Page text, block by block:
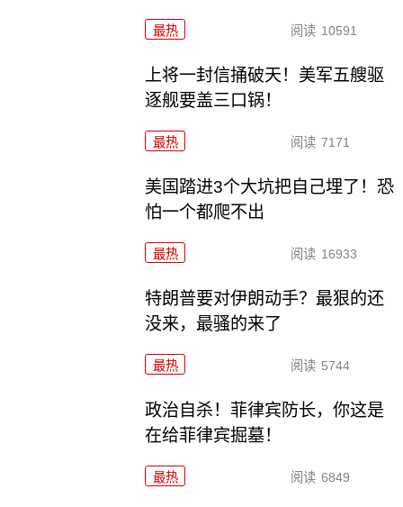
最热 阅读 10591
上将一封信捅破天！美军五艘驱
逐舰要盖三口锅！
最热 阅读 7171
美国踏进3个大坑把自己埋了！恐
怕一个都爬不出
最热 阅读 16933
特朗普要对伊朗动手？最狠的还
没来，最骚的来了
最热 阅读 5744
政治自杀！菲律宾防长，你这是
在给菲律宾掘墓！
最热 阅读 6849